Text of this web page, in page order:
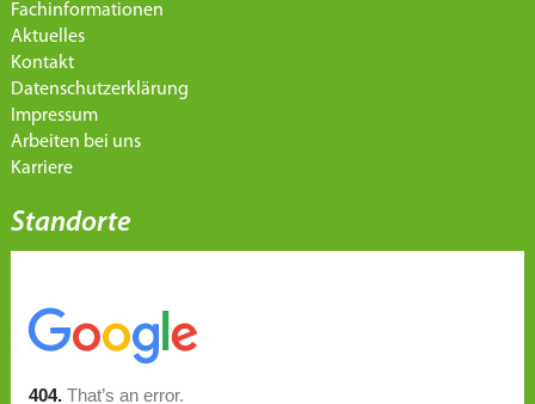
Fachinformationen
Aktuelles
Kontakt
Datenschutzerklärung
Impressum
Arbeiten bei uns
Karriere
Standorte